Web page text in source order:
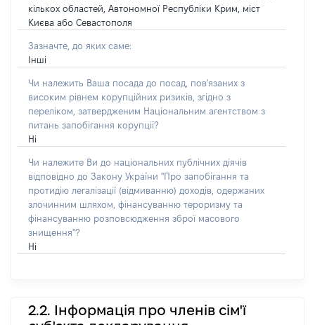
кількох областей, Автономної Республіки Крим, міст
Києва або Севастополя
Зазначте, до яких саме:
Інші
Чи належить Ваша посада до посад, пов'язаних з
високим рівнем корупційних ризиків, згідно з
переліком, затвердженим Національним агентством з
питань запобігання корупції?
Ні
Чи належите Ви до національних публічних діячів
відповідно до Закону України "Про запобігання та
протидію легалізації (відмиванню) доходів, одержаних
злочинним шляхом, фінансуванню тероризму та
фінансуванню розповсюдження зброї масового
знищення"?
Ні
2.2. Інформація про членів сім'ї